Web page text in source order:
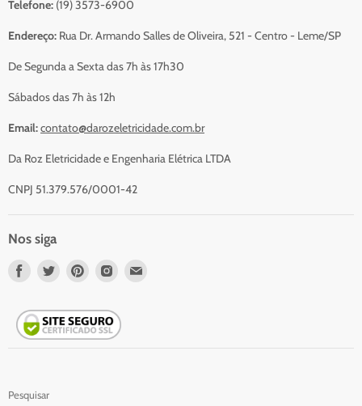
Resumo do Orçamento
Sobre Nós
Telefone: (19) 3573-6900
Endereço: Rua Dr. Armando Salles de Oliveira, 521 - Centro - Leme/SP
De Segunda a Sexta das 7h às 17h30
Sábados das 7h às 12h
Email:contato@darozeletricidade.com.br
Da Roz Eletricidade e Engenharia Elétrica LTDA
CNPJ 51.379.576/0001-42
Nos siga
Nos
em
Facebook
Nos
em
Twitter
Nos
em
Pinterest
Nos
Instagram
Pesquisar